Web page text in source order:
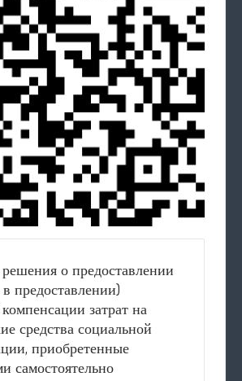
о предоставлении
предоставлении)
затрат на
средства социальной
приобретенные
самостоятельно